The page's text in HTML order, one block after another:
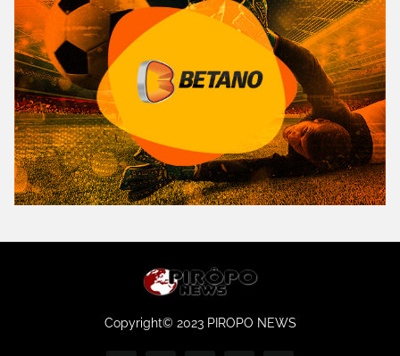
Copyright© 2023 PIROPO NEWS